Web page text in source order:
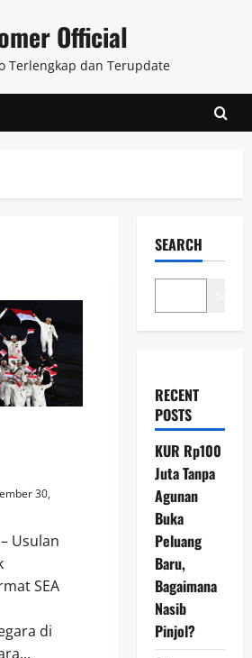
Official
Terlengkap dan Terupdate
30,
Usulan
SEA
di
SEARCH
RECENT
POSTS
KUR Rp100
Juta Tanpa
Agunan
Buka
Peluang
Baru,
Bagaimana
Nasib
Pinjol?